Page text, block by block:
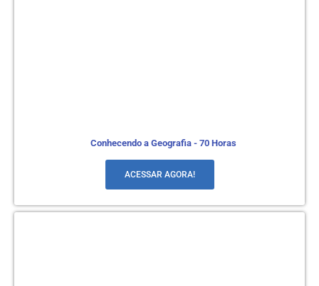
Conhecendo a Geografia - 70 Horas
ACESSAR AGORA!